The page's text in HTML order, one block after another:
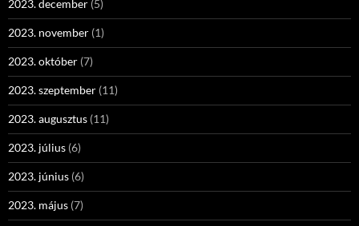
2023. december (5)
2023. november (1)
2023. október (7)
2023. szeptember (11)
2023. augusztus (11)
2023. július (6)
2023. június (6)
2023. május (7)